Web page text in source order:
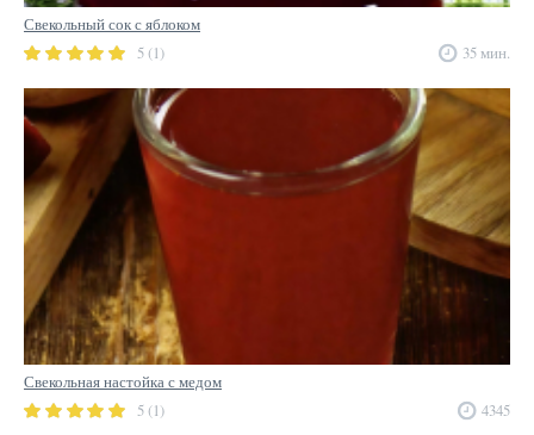
Свекольный сок с яблоком
5 (1)
35 мин.
Свекольная настойка с медом
5 (1)
4345